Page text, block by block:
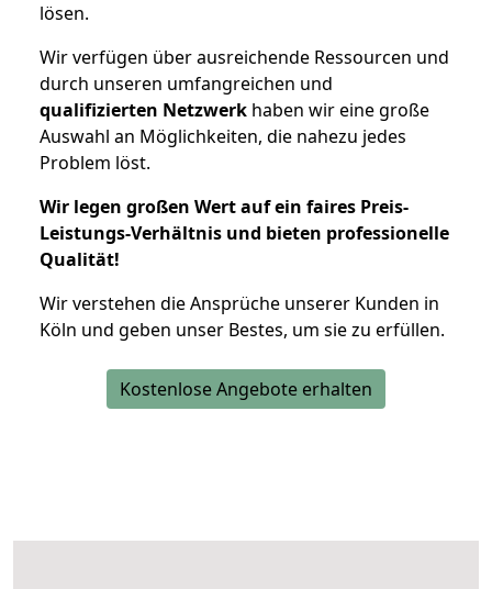
lösen.
Wir verfügen über ausreichende Ressourcen und
durch unseren umfangreichen und
qualifizierten Netzwerk haben wir eine große
Auswahl an Möglichkeiten, die nahezu jedes
Problem löst.
Wir legen großen Wert auf ein faires Preis-
Leistungs-Verhältnis und bieten professionelle
Qualität!
Wir verstehen die Ansprüche unserer Kunden in
Köln und geben unser Bestes, um sie zu erfüllen.
Kostenlose Angebote erhalten